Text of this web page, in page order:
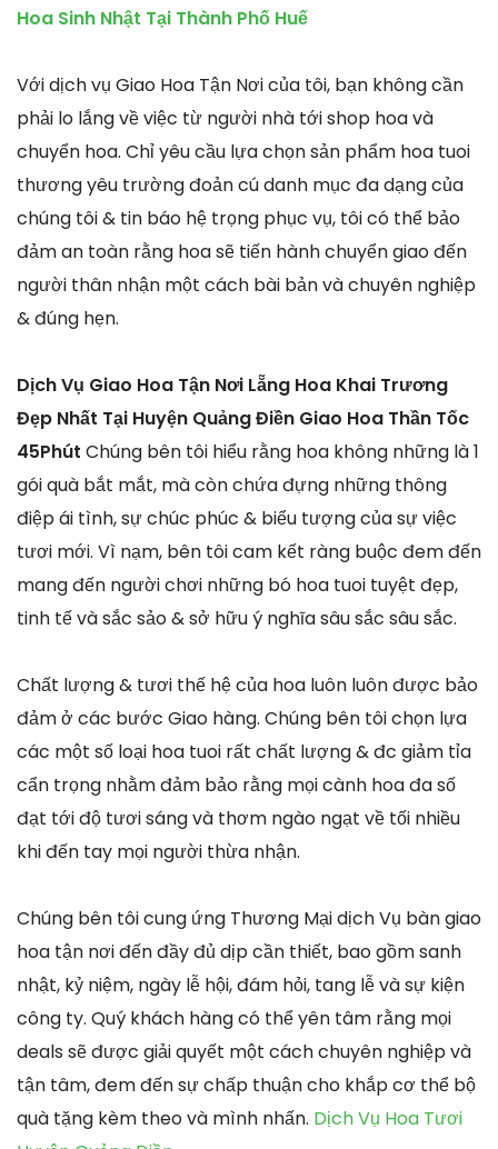
Hoa Sinh Nhật Tại Thành Phố Huế
Với dịch vụ Giao Hoa Tận Nơi của tôi, bạn không cần
phải lo lắng về việc từ người nhà tới shop hoa và
chuyển hoa. Chỉ yêu cầu lựa chọn sản phẩm hoa tuoi
thương yêu trường đoản cú danh mục đa dạng của
chúng tôi & tin báo hệ trọng phục vụ, tôi có thể bảo
đảm an toàn rằng hoa sẽ tiến hành chuyển giao đến
người thân nhận một cách bài bản và chuyên nghiệp
& đúng hẹn.
Dịch Vụ Giao Hoa Tận Nơi Lẵng Hoa Khai Trương
Đẹp Nhất Tại Huyện Quảng Điền Giao Hoa Thần Tốc
45Phút Chúng bên tôi hiểu rằng hoa không những là 1
gói quà bắt mắt, mà còn chứa đựng những thông
điệp ái tình, sự chúc phúc & biểu tượng của sự việc
tươi mới. Vì nạm, bên tôi cam kết ràng buộc đem đến
mang đến người chơi những bó hoa tuoi tuyệt đẹp,
tinh tế và sắc sảo & sở hữu ý nghĩa sâu sắc sâu sắc.
Chất lượng & tươi thế hệ của hoa luôn luôn được bảo
đảm ở các bước Giao hàng. Chúng bên tôi chọn lựa
các một số loại hoa tuoi rất chất lượng & đc giảm tỉa
cẩn trọng nhằm đảm bảo rằng mọi cành hoa đa số
đạt tới độ tươi sáng và thơm ngào ngạt về tối nhiều
khi đến tay mọi người thừa nhận.
Chúng bên tôi cung ứng Thương Mại dịch Vụ bàn giao
hoa tận nơi đến đầy đủ dịp cần thiết, bao gồm sanh
nhật, kỷ niệm, ngày lễ hội, đám hỏi, tang lễ và sự kiện
công ty. Quý khách hàng có thể yên tâm rằng mọi
deals sẽ được giải quyết một cách chuyên nghiệp và
tận tâm, đem đến sự chấp thuận cho khắp cơ thể bộ
quà tặng kèm theo và mình nhấn. Dịch Vụ Hoa Tươi